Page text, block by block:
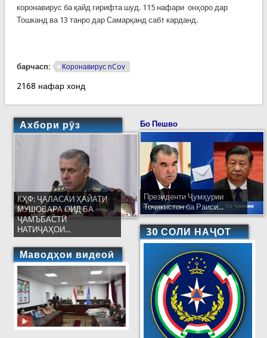
коронавирус ба қайд гирифта шуд. 115 нафари онҳоро дар
Тошканд ва 13 танро дар Самарқанд сабт карданд.
барчасп: Коронавирус nCov
2168 нафар хонд
Ахбори рӯз
КҲФ: ҶАЛАСАИ ҲАЙАТИ
МУШОВАРА ОИД БА
ҶАМЪБАСТИ
НАТИҶАҲОИ...
Маводҳои видеоӣ
Бо Пешво
Президенти Ҷумҳурии
Тоҷикистон ба Раиси...
30 СОЛИ НАҶОТ